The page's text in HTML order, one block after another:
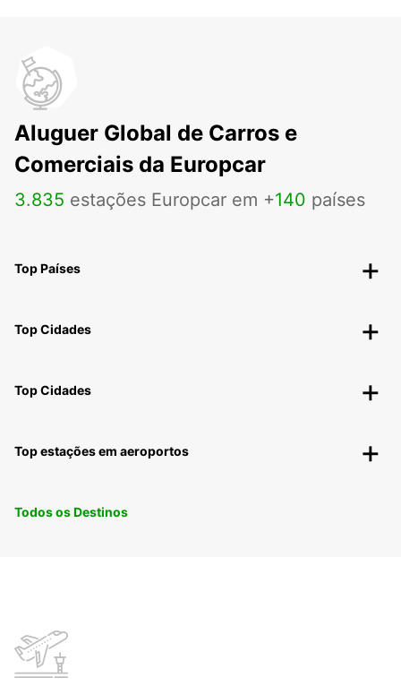
Aluguer Global de Carros e
Comerciais da Europcar
3.835 estações Europcar em +140 países
Top Países
Top Cidades
Top Cidades
Top estações em aeroportos
Todos os Destinos